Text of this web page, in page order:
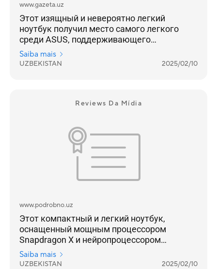
www.gazeta.uz
Этот изящный и невероятно легкий
ноутбук получил место самого легкого
среди ASUS, поддерживающего
инновационный Copilot+ PC.
Saiba mais
UZBEKISTAN 2025/02/10
Reviews Da Mídia
www.podrobno.uz
Этот компактный и легкий ноутбук,
оснащенный мощным процессором
Snapdragon X и нейропроцессором
Qualcomm AI Engine, предлагает
невероятную производительность и
Saiba mais
UZBEKISTAN 2025/02/10